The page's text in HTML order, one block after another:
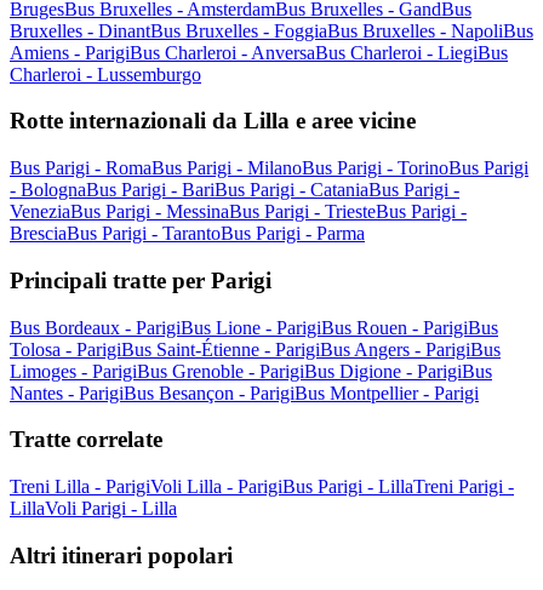
BrugesBus Bruxelles - AmsterdamBus Bruxelles - GandBus
Bruxelles - DinantBus Bruxelles - FoggiaBus Bruxelles - NapoliBus
Amiens - ParigiBus Charleroi - AnversaBus Charleroi - LiegiBus
Charleroi - Lussemburgo
Rotte internazionali da Lilla e aree vicine
Bus Parigi - RomaBus Parigi - MilanoBus Parigi - TorinoBus Parigi
- BolognaBus Parigi - BariBus Parigi - CataniaBus Parigi -
VeneziaBus Parigi - MessinaBus Parigi - TriesteBus Parigi -
BresciaBus Parigi - TarantoBus Parigi - Parma
Principali tratte per Parigi
Bus Bordeaux - ParigiBus Lione - ParigiBus Rouen - ParigiBus
Tolosa - ParigiBus Saint-Étienne - ParigiBus Angers - ParigiBus
Limoges - ParigiBus Grenoble - ParigiBus Digione - ParigiBus
Nantes - ParigiBus Besançon - ParigiBus Montpellier - Parigi
Tratte correlate
Treni Lilla - ParigiVoli Lilla - ParigiBus Parigi - LillaTreni Parigi -
LillaVoli Parigi - Lilla
Altri itinerari popolari